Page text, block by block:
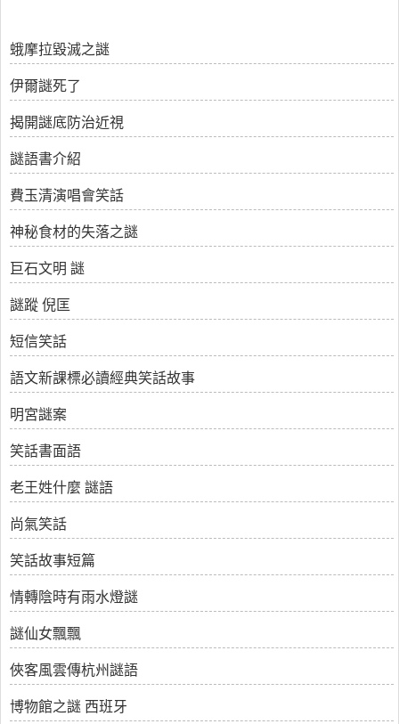
蛾摩拉毀滅之謎
伊爾謎死了
揭開謎底防治近視
謎語書介紹
費玉清演唱會笑話
神秘食材的失落之謎
巨石文明 謎
謎蹤 倪匡
短信笑話
語文新課標必讀經典笑話故事
明宮謎案
笑話書面語
老王姓什麼 謎語
尚氣笑話
笑話故事短篇
情轉陰時有雨水燈謎
謎仙女飄飄
俠客風雲傳杭州謎語
博物館之謎 西班牙